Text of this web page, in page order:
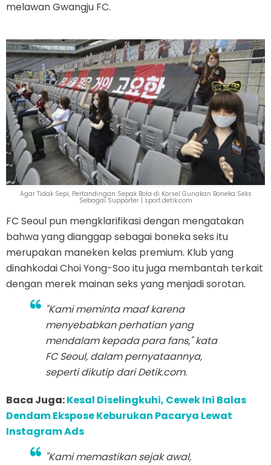
melawan Gwangju FC.
Agar Tidak Sepi, Pertandingan Sepak Bola di Korsel Gunakan Boneka Seks
Sebagai Supporter | sport.detik.com
FC Seoul pun mengklarifikasi dengan mengatakan
bahwa yang dianggap sebagai boneka seks itu
merupakan maneken kelas premium. Klub yang
dinahkodai Choi Yong-Soo itu juga membantah terkait
dengan merek mainan seks yang menjadi sorotan.
"Kami meminta maaf karena
menyebabkan perhatian yang
mendalam kepada para fans," kata
FC Seoul, dalam pernyataannya,
seperti dikutip dari Detik.com.
Baca Juga:Kesal Diselingkuhi, Cewek Ini Balas
Dendam Ekspose Keburukan Pacarya Lewat
Instagram Ads
"Kami memastikan sejak awal,